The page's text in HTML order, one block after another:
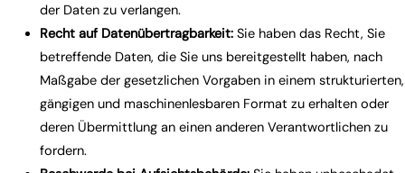
der Daten zu verlangen.
Recht auf Datenübertragbarkeit:Sie haben das Recht, Sie
betreffende Daten, die Sie uns bereitgestellt haben, nach
Maßgabe der gesetzlichen Vorgaben in einem strukturierten,
gängigen und maschinenlesbaren Format zu erhalten oder
deren Übermittlung an einen anderen Verantwortlichen zu
fordern.